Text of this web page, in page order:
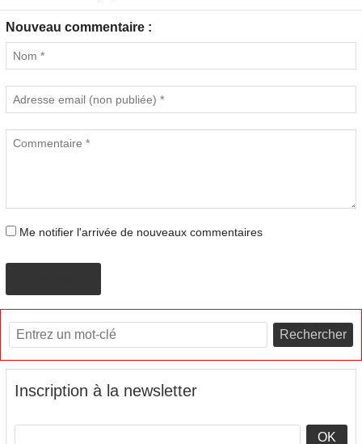
Nouveau commentaire :
Me notifier l'arrivée de nouveaux commentaires
Rechercher
Inscription à la newsletter
OK